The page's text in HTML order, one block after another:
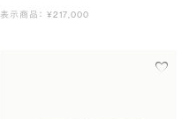
表示商品： ¥217,000